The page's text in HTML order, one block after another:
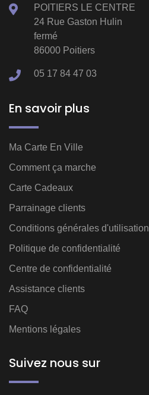
POITIERS LE CENTRE
24 Rue Gaston Hulin
fermé
86000 Poitiers
05 17 84 47 03
En savoir plus
Ma Carte En Ville
Comment ça marche
Carte Cadeaux
Parrainage clients
Conditions générales d'utilisation
Politique de confidentialité
Centre de confidentialité
Assistance clients
FAQ
Mentions légales
Suivez nous sur